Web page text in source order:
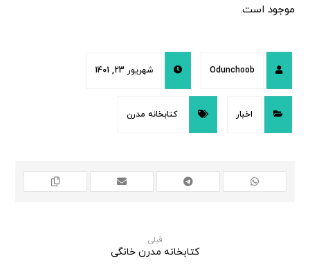
موجود است.
Odunchoob شهریور 23, 1401
اخبار کتابخانه مدرن
قبلی
کتابخانه مدرن خانگی